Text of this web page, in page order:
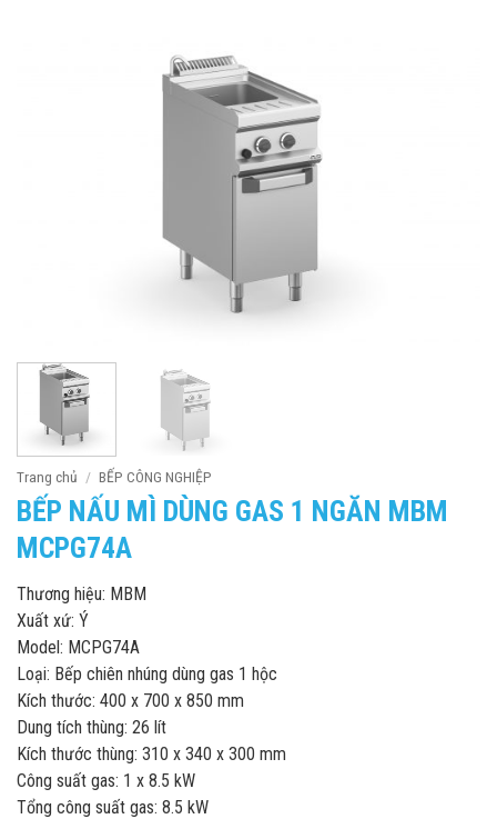
Trang chủ / BẾP CÔNG NGHIỆP
BẾP NẤU MÌ DÙNG GAS 1 NGĂN MBM
MCPG74A
Thương hiệu: MBM
Xuất xứ: Ý
Model: MCPG74A
Loại: Bếp chiên nhúng dùng gas 1 hộc
Kích thước: 400 x 700 x 850 mm
Dung tích thùng: 26 lít
Kích thước thùng: 310 x 340 x 300 mm
Công suất gas: 1 x 8.5 kW
Tổng công suất gas: 8.5 kW